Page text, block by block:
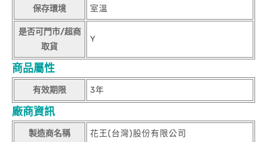
保存環境 室溫
是否可門市/超商
取貨
Y
商品屬性
有效期限 3年
廠商資訊
製造商名稱 花王(台灣)股份有限公司